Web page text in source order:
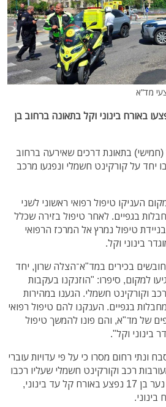
מד"א
בן 17 ונערה בת 15 נפצעו באורח בינוני וקל בתאונה ברחוב בן
(חמישי) בתאונת דרכים שאירעה ברחוב
יחד על קורקינט חשמלי ונפגעו מרכב
העניקו טיפול רפואי ראשוני לשני
בגפיים. לאחר טיפול בזירה שכלל
טיפול נמרץ אל המרכז הרפואי
בינוני וקל.
חובשים בכירים במד"א־הצלה שרון, יחד
למקום, סיפרו: "הוזנקנו בעקבות
וקורקינט חשמלי. הגענו במהירות
בגפיים. הענקנו להם טיפול רפואי
של מד"א, והם פונו להמשך טיפול
בינוני וקל".
ונתי רחום מסרו כי על פי עדויות עוברי
רכב וקורקינט חשמלי שעליו רכבו
יחד נער ונערה. לדבריהם, נער בן 17 נפצע באורח קל עד בינוני,